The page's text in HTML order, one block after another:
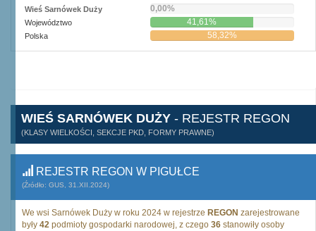
Wieś Sarnówek Duży 0,00%
Województwo 41,61%
Polska 58,32%
WIEŚ SARNÓWEK DUŻY - REJESTR REGON
(KLASY WIELKOŚCI, SEKCJE PKD, FORMY PRAWNE)
REJESTR REGON W PIGUŁCE
(Źródło: GUS, 31.XII.2024)
We wsi Sarnówek Duży w roku 2024 w rejestrze REGON zarejestrowane
były 42 podmioty gospodarki narodowej, z czego 36 stanowiły osoby